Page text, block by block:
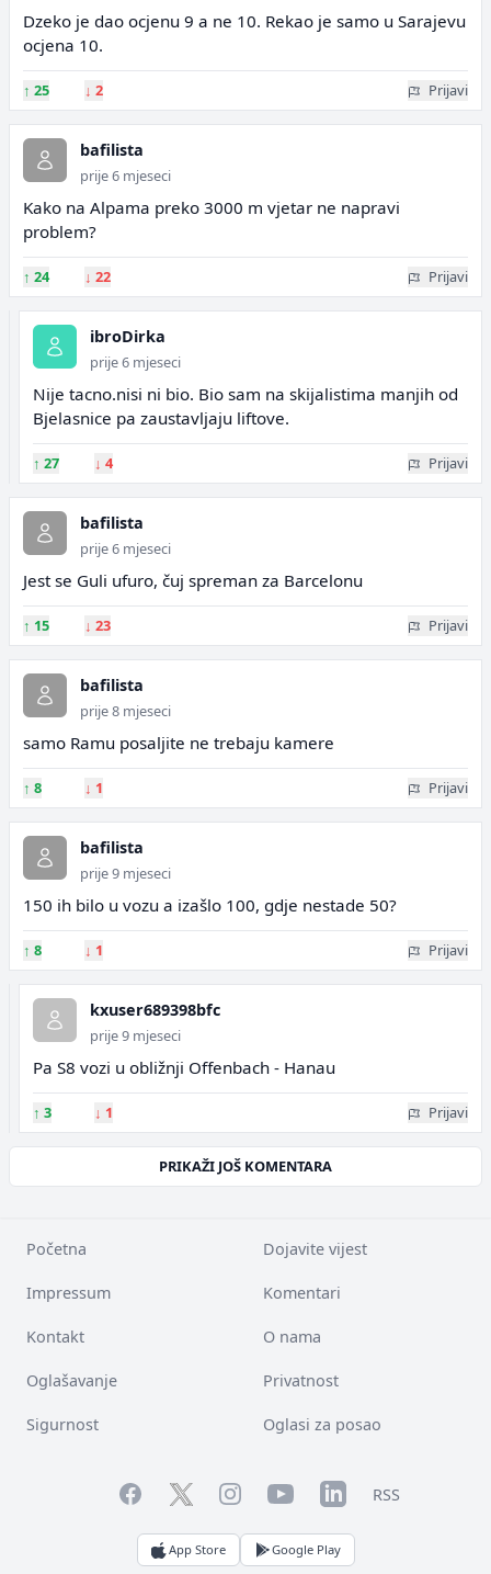
Dzeko je dao ocjenu 9 a ne 10. Rekao je samo u Sarajevu
ocjena 10.
↑ 25 ↓ 2 Prijavi
bafilista
prije 6 mjeseci
Kako na Alpama preko 3000 m vjetar ne napravi
problem?
↑ 24 ↓ 22 Prijavi
ibroDirka
prije 6 mjeseci
Nije tacno.nisi ni bio. Bio sam na skijalistima manjih od
Bjelasnice pa zaustavljaju liftove.
↑ 27 ↓ 4 Prijavi
bafilista
prije 6 mjeseci
Jest se Guli ufuro, čuj spreman za Barcelonu
↑ 15 ↓ 23 Prijavi
bafilista
prije 8 mjeseci
samo Ramu posaljite ne trebaju kamere
↑ 8 ↓ 1 Prijavi
bafilista
prije 9 mjeseci
150 ih bilo u vozu a izašlo 100, gdje nestade 50?
↑ 8 ↓ 1 Prijavi
kxuser689398bfc
prije 9 mjeseci
Pa S8 vozi u obližnji Offenbach - Hanau
↑ 3 ↓ 1 Prijavi
PRIKAŽI JOŠ KOMENTARA
Početna Dojavite vijest
Impressum Komentari
Kontakt O nama
Oglašavanje Privatnost
Sigurnost Oglasi za posao
FacebookTwitterInstagramYouTubeLinkedInRSS
App Store Google Play